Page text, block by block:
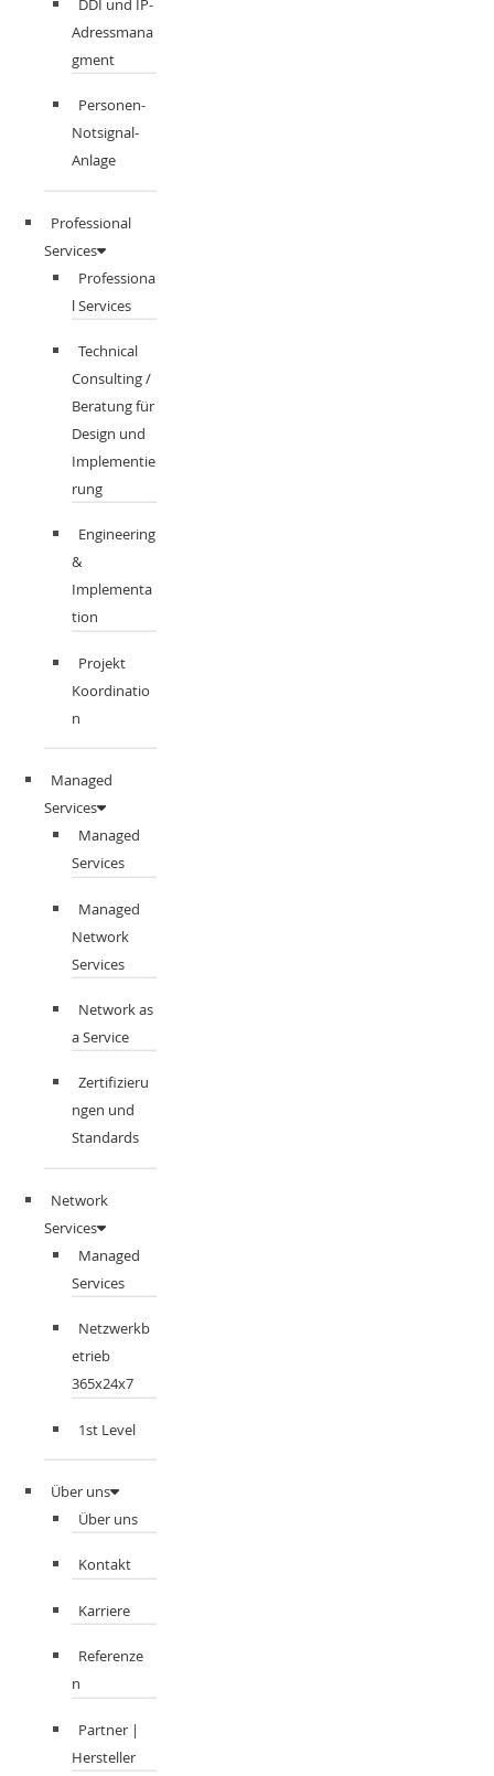
DDI und IP-
Adressmana
gment​
Personen-
Notsignal-
Anlage
Professional
Services
Professiona
l Services
Technical
Consulting /
Beratung für
Design und
Implementie
rung
Engineering
&
Implementa
tion
Projekt
Koordinatio
n
Managed
Services
Managed
Services
Managed
Network
Services
Network as
a Service
Zertifizieru
ngen und
Standards
Network
Services
Managed
Services
Netzwerkb
etrieb
365x24x7
1st Level
Über uns
Über uns
Kontakt
Karriere
Referenze
n
Partner |
Hersteller